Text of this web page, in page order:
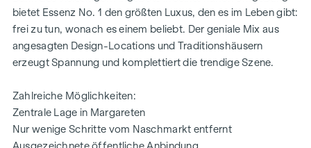
Elektrisch steuerbarer Sonnenschutz
Moderne technische Features
HIGHLIGHTS
Wohnflächen von ca. 35 bis 152 m²
1 bis 4 Zimmer
Eigengärten, Balkone, Loggien, Terrassen und
bietet Essenz No. 1 den größten Luxus, den es im Leben gibt:
frei zu tun, wonach es einem beliebt. Der geniale Mix aus
angesagten Design-Locations und Traditionshäusern
erzeugt Spannung und komplettiert die trendige Szene.
Zahlreiche Möglichkeiten:
Zentrale Lage in Margareten
Nur wenige Schritte vom Naschmarkt entfernt